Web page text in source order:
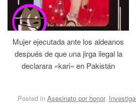
Mujer ejecutada ante los aldeanos
después de que una jirga ilegal la
declarara «kari» en Pakistán
Posted in Asesinato por honor,